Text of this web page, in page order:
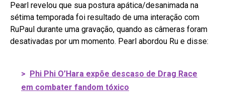
Pearl revelou que sua postura apática/desanimada na
sétima temporada foi resultado de uma interação com
RuPaul durante uma gravação, quando as câmeras foram
desativadas por um momento. Pearl abordou Ru e disse:
> Phi Phi O’Hara expõe descaso de Drag Race
em combater fandom tóxico